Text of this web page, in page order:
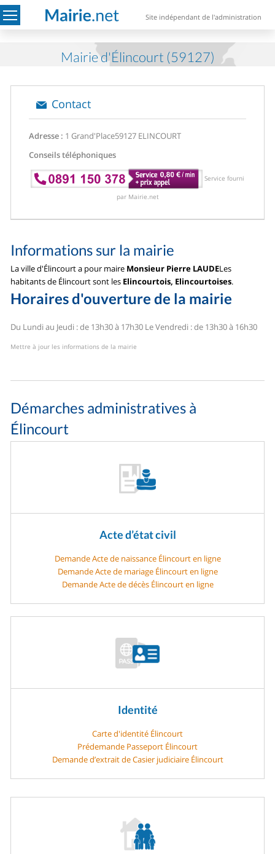
Site indépendant de l'administration
Mairie d'Élincourt (59127)
Contact
Adresse : 1 Grand'Place59127 ELINCOURT
Conseils téléphoniques
Service fourni
par Mairie.net
Informations sur la mairie
La ville d'Élincourt a pour maire Monsieur Pierre LAUDELes
habitants de Élincourt sont les Elincourtois, Elincourtoises.
Horaires d'ouverture de la mairie
Du Lundi au Jeudi : de 13h30 à 17h30 Le Vendredi : de 13h30 à 16h30
Mettre à jour les informations de la mairie
Démarches administratives à
Élincourt
Acte d’état civil
Demande Acte de naissance Élincourt en ligne
Demande Acte de mariage Élincourt en ligne
Demande Acte de décès Élincourt en ligne
Identité
Carte d'identité Élincourt
Prédemande Passeport Élincourt
Demande d’extrait de Casier judiciaire Élincourt